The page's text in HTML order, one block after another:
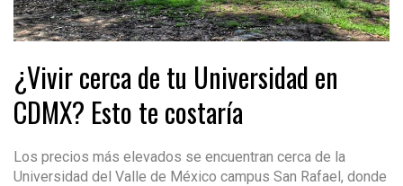
¿Vivir cerca de tu Universidad en
CDMX? Esto te costaría
Los precios más elevados se encuentran cerca de la
Universidad del Valle de México campus San Rafael, donde